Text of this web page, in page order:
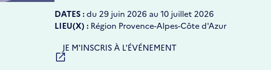
DATES :du 29 juin 2026 au 10 juillet 2026
LIEU(X) : Région Provence-Alpes-Côte d'Azur
S'OUVRE
DANS
UNE
JE M'INSCRIS À L'ÉVÉNEMENT